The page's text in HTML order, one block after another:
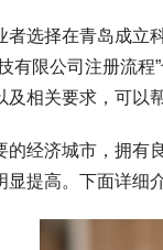
者选择在青岛成立
有限公司注册流
及相关要求，可以
的经济城市，拥有
显提高。下面详细